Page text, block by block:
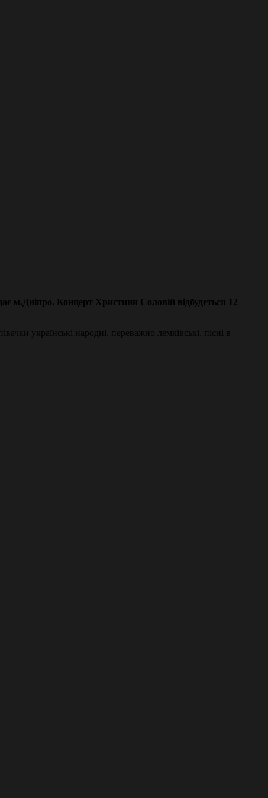
м.Дніпро. Концерт Христини Соловій відбудеться 12
українські народні, переважно лемківські, пісні в